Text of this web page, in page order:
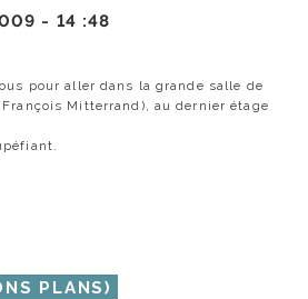
- 14 :48
pour aller dans la grande salle de
Mitterrand), au dernier étage
PLANS)